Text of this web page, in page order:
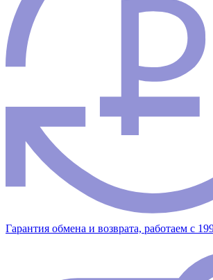
Гарантия обмена и возврата, работаем с